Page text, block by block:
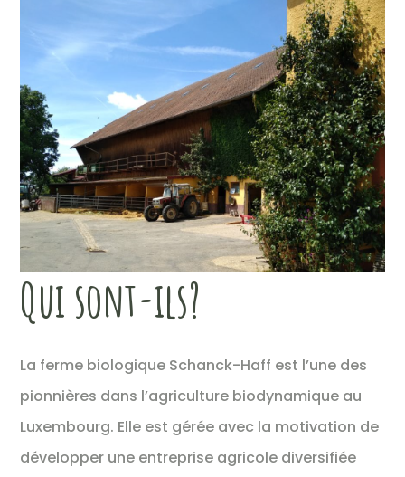
Qui sont-ils?
La ferme biologique Schanck-Haff est l’une des
pionnières dans l’agriculture biodynamique au
Luxembourg. Elle est gérée avec la motivation de
développer une entreprise agricole diversifiée